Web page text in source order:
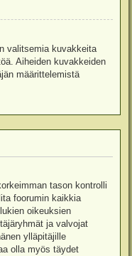
valitsemia kuvakkeita
Aiheiden kuvakkeiden
määrittelemistä
tason kontrolli
foorumin kaikkia
oikeuksien
ja valvojat
ylläpitäjille
olla myös täydet